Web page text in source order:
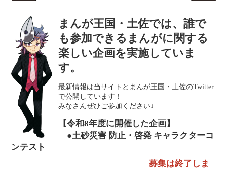
まんが王国・土佐では、誰で
も参加できるまんがに関する
楽しい企画を実施していま
す。
最新情報は当サイトとまんが王国・土佐のTwitter
で公開しています！
みなさんぜひご参加ください♩
【令和8年度に開催した企画】
●土砂災害 防止・啓発 キャラクターコ
ンテスト
募集は終了しま